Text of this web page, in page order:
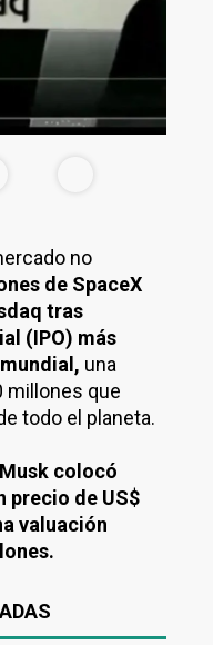
no
de SpaceX
tras
(IPO) más
una
millones que
todo el planeta.
colocó
precio de US$
valuación